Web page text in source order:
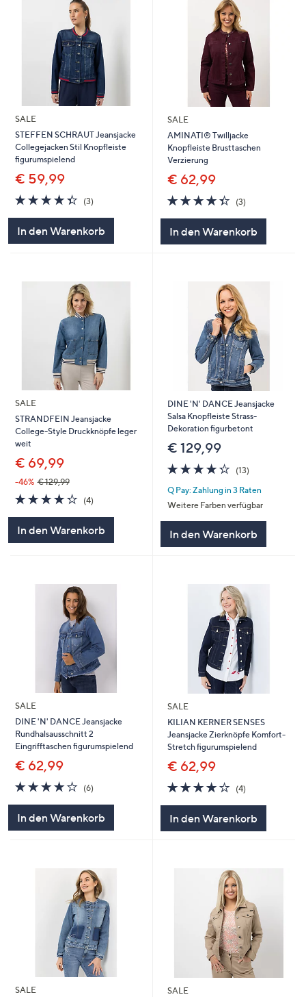
SALE
STEFFEN SCHRAUT Jeansjacke
Collegejacken Stil Knopfleiste
figurumspielend
€ 59,99
4.3
von
(3)3
In den Warenkorb
SALE
AMINATI® Twilljacke
Knopfleiste Brusttaschen
Verzierung
€ 62,99
4.3
von
(3)3
In den Warenkorb
SALE
STRANDFEIN Jeansjacke
College-Style Druckknöpfe leger
weit
€ 69,99
-46% € 129,99
4.2
von
(4)4
In den Warenkorb
DINE 'N' DANCE Jeansjacke
Salsa Knopfleiste Strass-
Dekoration figurbetont
€ 129,99
4.2
von
5
(13)13
Q Pay: Zahlung in 3 Raten
Weitere Farben verfügbar
In den Warenkorb
SALE
DINE 'N' DANCE Jeansjacke
Rundhalsausschnitt 2
Eingrifftaschen figurumspielend
€ 62,99
4.0
von
(6)6
In den Warenkorb
SALE
KILIAN KERNER SENSES
Jeansjacke Zierknöpfe Komfort-
Stretch figurumspielend
€ 62,99
4.0
von
(4)4
In den Warenkorb
SALE SALE